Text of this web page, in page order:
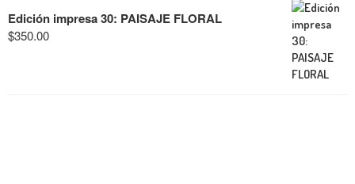
Edición impresa 30: PAISAJE FLORAL
$350.00